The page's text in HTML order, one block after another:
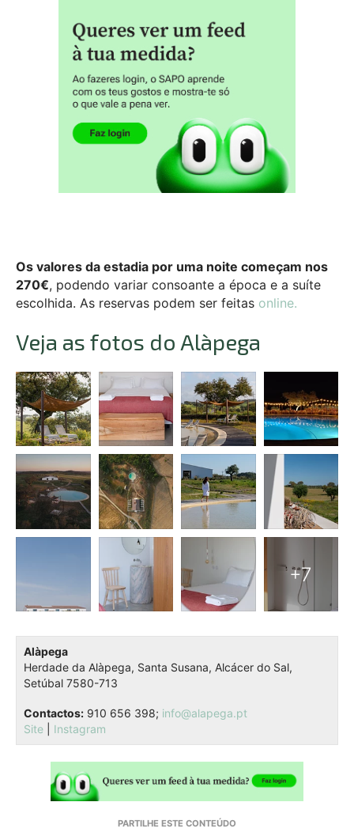
Os valores da estadia por uma noite começam nos
270€, podendo variar consoante a época e a suíte
escolhida. As reservas podem ser feitas online.
Veja as fotos do Alàpega
Alàpega
Herdade da Alàpega, Santa Susana, Alcácer do Sal,
Setúbal 7580-713
Contactos:910 656 398; info@alapega.pt
Site| Instagram